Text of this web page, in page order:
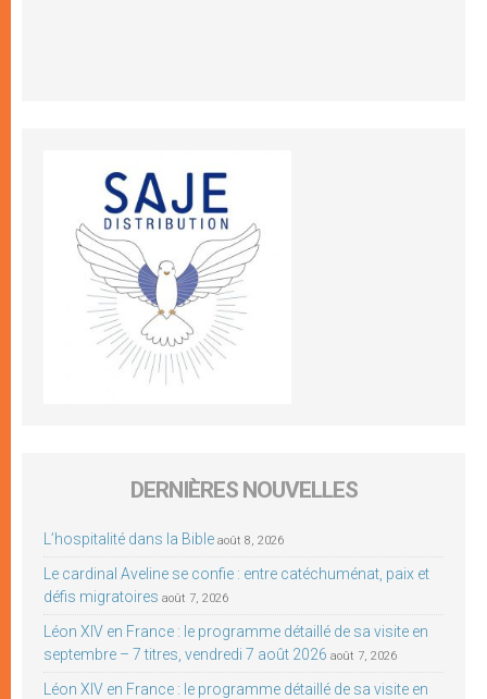
DERNIÈRES NOUVELLES
L’hospitalité dans la Bible août 8, 2026
Le cardinal Aveline se confie : entre catéchuménat, paix et
défis migratoires août 7, 2026
Léon XIV en France : le programme détaillé de sa visite en
septembre – 7 titres, vendredi 7 août 2026 août 7, 2026
Léon XIV en France : le programme détaillé de sa visite en